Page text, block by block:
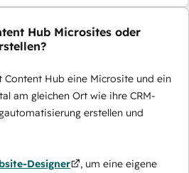
Hub Microsites oder
Content Hub eine Microsite und ein
am gleichen Ort wie ihre CRM-
erstellen und
Designer
, um eine eigene